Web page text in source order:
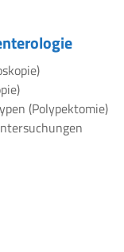
(Polypektomie)